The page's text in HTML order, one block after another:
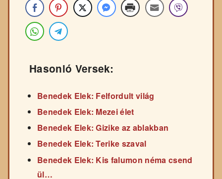
Hasonló Versek:
Benedek Elek: Felfordult világ
Benedek Elek: Mezei élet
Benedek Elek: Gizike az ablakban
Benedek Elek: Terike szaval
Benedek Elek: Kis falumon néma csend
ül…